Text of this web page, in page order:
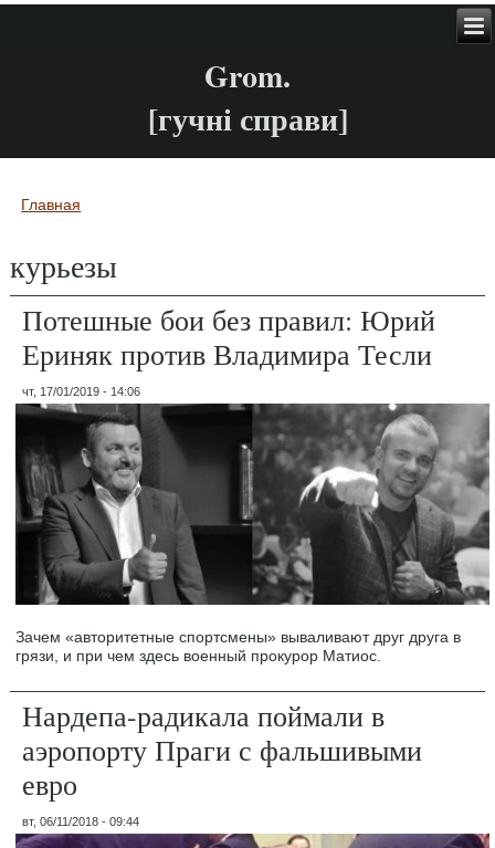
Grom.
[гучні справи]
Вы здесь
Главная
курьезы
Потешные бои без правил: Юрий
Ериняк против Владимира Тесли
чт, 17/01/2019 - 14:06
Зачем «авторитетные спортсмены» вываливают друг друга в
грязи, и при чем здесь военный прокурор Матиос.
Нардепа-радикала поймали в
аэропорту Праги с фальшивыми
евро
вт, 06/11/2018 - 09:44